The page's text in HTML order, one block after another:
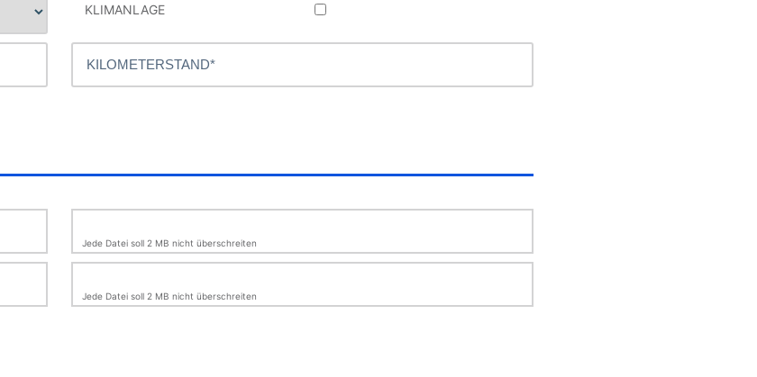
KLIMANLAGE
Jede Datei soll 2 MB nicht überschreiten
Jede Datei soll 2 MB nicht überschreiten